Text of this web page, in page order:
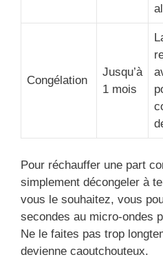
Congélation
Jusqu’à
1 mois
Pour réchauffer une part
simplement décongeler à
vous le souhaitez, vous
secondes au micro-ondes
Ne le faites pas trop
devienne caoutchouteux.